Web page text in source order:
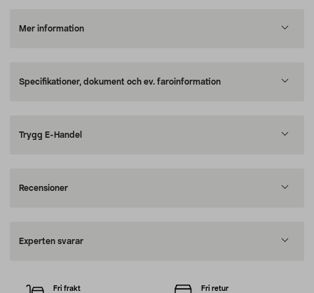
Mer information
Specifikationer, dokument och ev. faroinformation
Trygg E-Handel
Recensioner
Experten svarar
Fri frakt Fri retur